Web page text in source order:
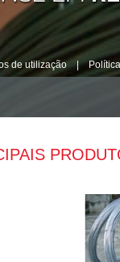
de utilização|